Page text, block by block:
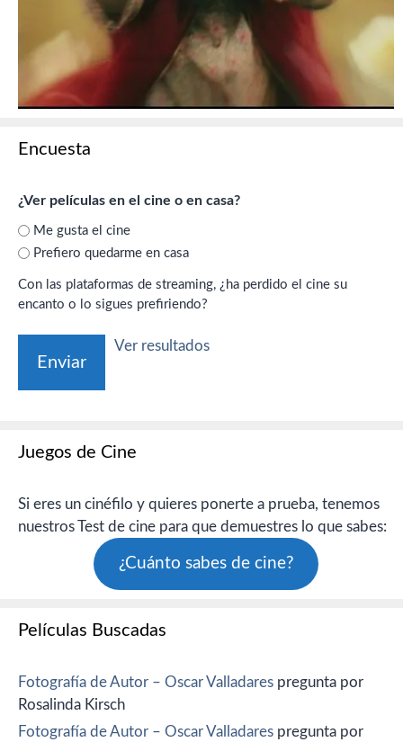
Encuesta
¿Ver películas en el cine o en casa?
Me gusta el cine
Prefiero quedarme en casa
Con las plataformas de streaming, ¿ha perdido el cine su
encanto o lo sigues prefiriendo?
Ver resultados
Juegos de Cine
Si eres un cinéfilo y quieres ponerte a prueba, tenemos
nuestros Test de cine para que demuestres lo que sabes:
¿Cuánto sabes de cine?
Películas Buscadas
Fotografía de Autor – Oscar Valladares pregunta por
Rosalinda Kirsch
Fotografía de Autor – Oscar Valladares pregunta por